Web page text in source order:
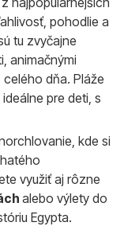
pohodlie a
tu zvyčajne
animačnými
dňa. Pláže
pre deti, s
kde si
využiť aj rôzne
alebo výlety do
Egypta.